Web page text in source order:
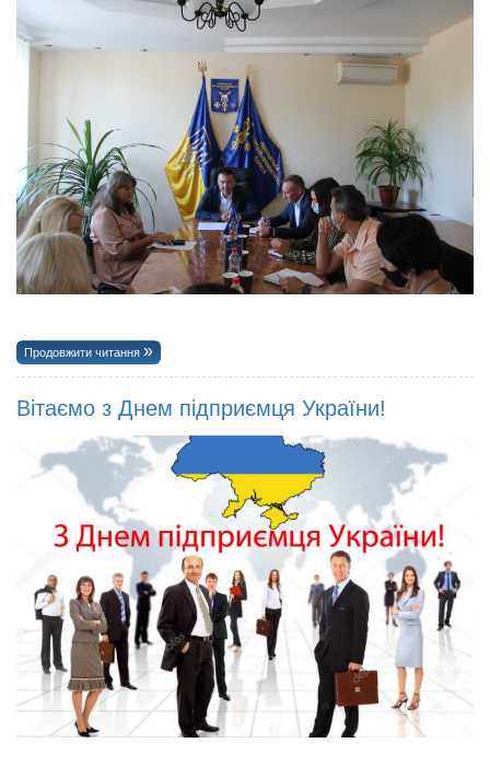
Продовжити читання
Вітаємо з Днем підприємця України!